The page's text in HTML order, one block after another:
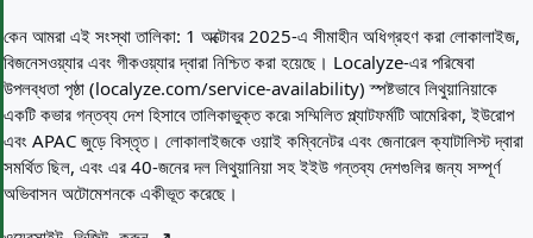
কেন আমরা এই সংস্থা তালিকা: 1 অক্টোবর 2025-এ সীমাহীন অধিগ্রহণ করা লোকালাইজ,
বিজনেসওয়্যার এবং গীকওয়্যার দ্বারা নিশ্চিত করা হয়েছে। Localyze-এর পরিষেবা
উপলব্ধতা পৃষ্ঠা (localyze.com/service-availability) স্পষ্টভাবে লিথুয়ানিয়াকে
একটি কভার গন্তব্য দেশ হিসাবে তালিকাভুক্ত করে৷ সম্মিলিত প্ল্যাটফর্মটি আমেরিকা, ইউরোপ
এবং APAC জুড়ে বিস্তৃত। লোকালাইজকে ওয়াই কম্বিনেটর এবং জেনারেল ক্যাটালিস্ট দ্বারা
সমর্থিত ছিল, এবং এর 40-জনের দল লিথুয়ানিয়া সহ ইইউ গন্তব্য দেশগুলির জন্য সম্পূর্ণ
অভিবাসন অটোমেশনকে একীভূত করেছে।